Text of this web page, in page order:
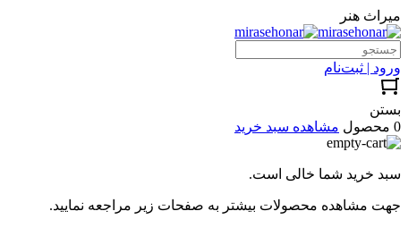
میراث هنر
ورود | ثبت‌نام
بستن
0 محصول
مشاهده سبد خرید
سبد خرید شما خالی است.
جهت مشاهده محصولات بیشتر به صفحات زیر مراجعه نمایید.